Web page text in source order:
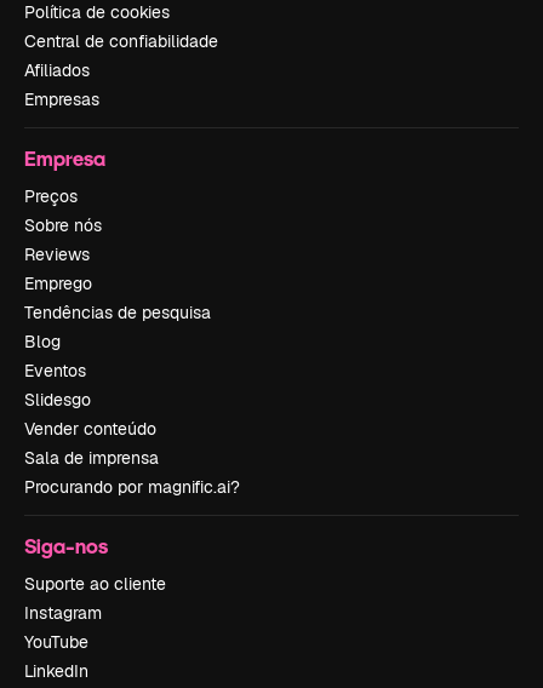
Política de cookies
Central de confiabilidade
Afiliados
Empresas
Empresa
Preços
Sobre nós
Reviews
Emprego
Tendências de pesquisa
Blog
Eventos
Slidesgo
Vender conteúdo
Sala de imprensa
Procurando por magnific.ai?
Siga-nos
Suporte ao cliente
Instagram
YouTube
LinkedIn